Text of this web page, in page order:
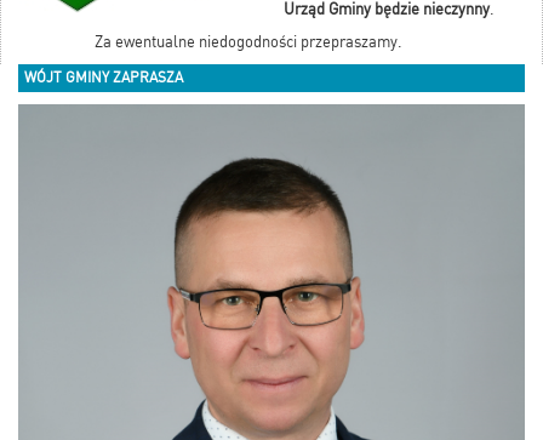
Urząd Gminy będzie nieczynny.
Za ewentualne niedogodności przepraszamy.
WÓJT GMINY ZAPRASZA